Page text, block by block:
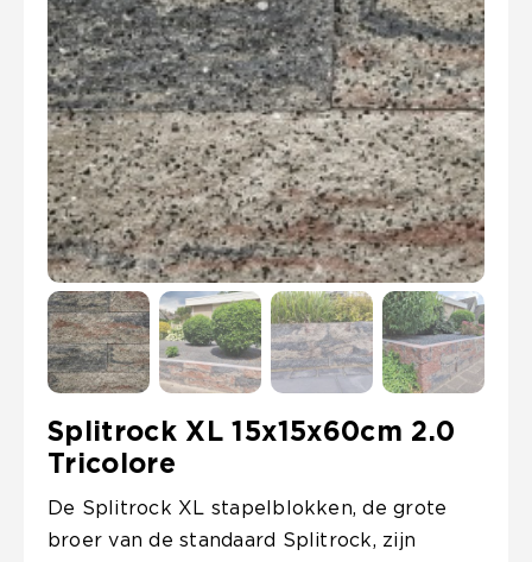
Splitrock XL 15x15x60cm 2.0
Tricolore
De Splitrock XL stapelblokken, de grote
broer van de standaard Splitrock, zijn